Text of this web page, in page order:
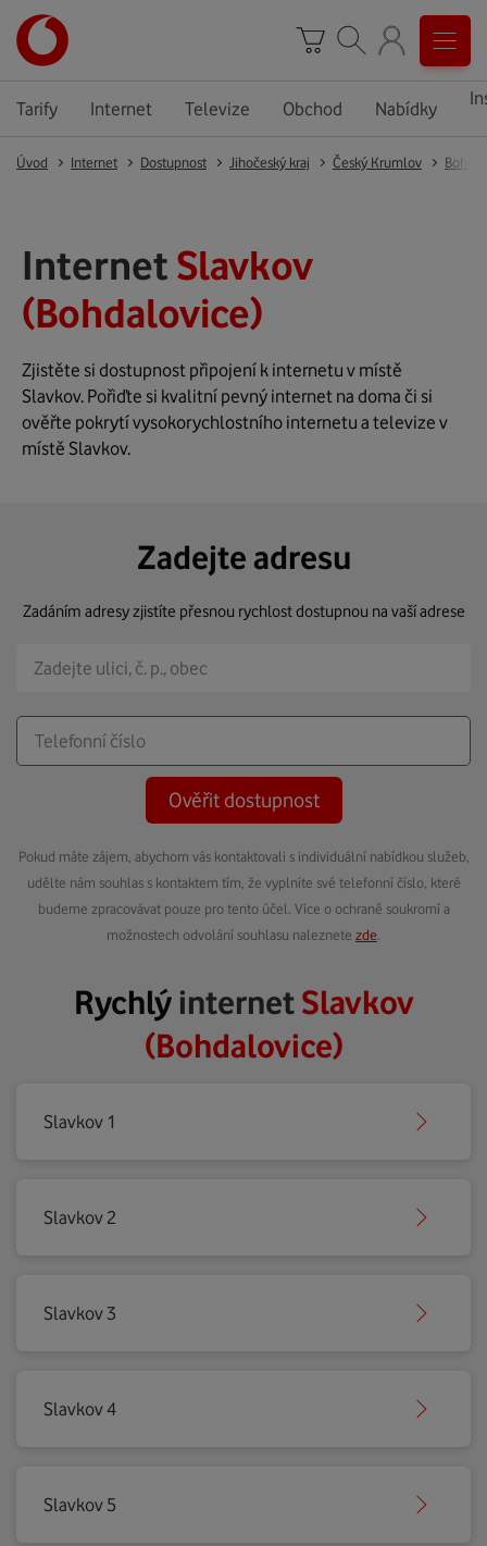
Tarify Internet Televize Obchod Nabídky
Úvod Internet Dostupnost Jihočeský kraj Český Krumlov
Internet Slavkov
(Bohdalovice)
Zjistěte si dostupnost připojení k internetu v místě
Slavkov. Pořiďte si kvalitní pevný internet na doma či si
ověřte pokrytí vysokorychlostního internetu a televize v
místě Slavkov.
Zadejte adresu
Zadáním adresy zjistíte přesnou rychlost dostupnou na vaší adrese
Ověřit dostupnost
Pokud máte zájem, abychom vás kontaktovali s individuální nabídkou služeb,
udělte nám souhlas s kontaktem tím, že vyplníte své telefonní číslo, které
budeme zpracovávat pouze pro tento účel. Více o ochraně soukromí a
možnostech odvolání souhlasu naleznete zde
RychlýinternetSlavkov
(Bohdalovice)
Slavkov 1
Slavkov 2
Slavkov 3
Slavkov 4
Slavkov 5